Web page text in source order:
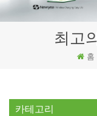
최고
홈
카테고리